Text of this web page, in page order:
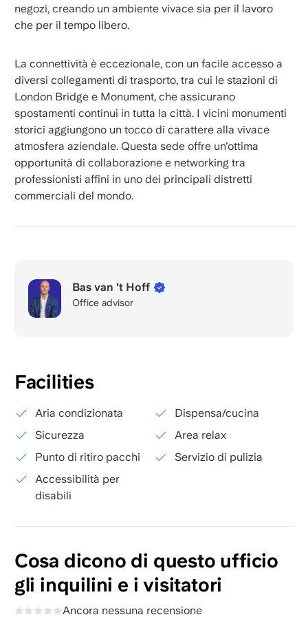
negozi, creando un ambiente vivace sia per il lavoro
che per il tempo libero.
La connettività è eccezionale, con un facile accesso a
diversi collegamenti di trasporto, tra cui le stazioni di
London Bridge e Monument, che assicurano
spostamenti continui in tutta la città. I vicini monumenti
storici aggiungono un tocco di carattere alla vivace
atmosfera aziendale. Questa sede offre un'ottima
opportunità di collaborazione e networking tra
professionisti affini in uno dei principali distretti
commerciali del mondo.
Bas van 't Hoff
Office advisor
Facilities
Aria condizionata
Dispensa/cucina
Sicurezza
Area relax
Punto di ritiro pacchi
Servizio di pulizia
Accessibilità per
disabili
Cosa dicono di questo ufficio
gli inquilini e i visitatori
Ancora nessuna recensione